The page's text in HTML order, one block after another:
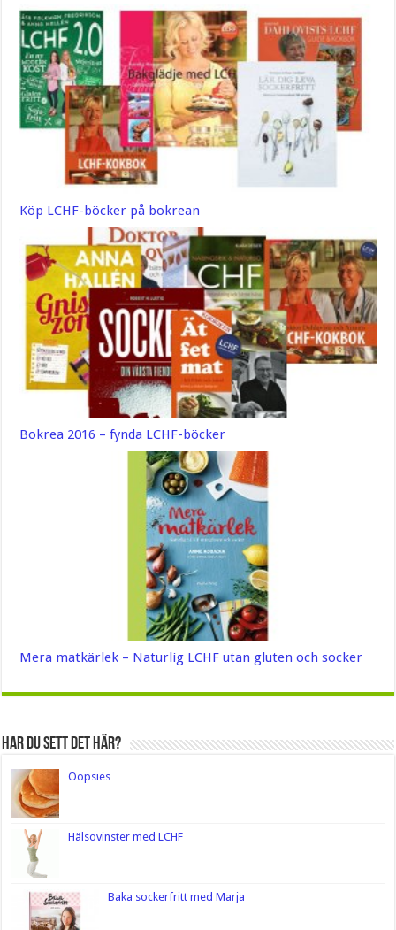
Köp LCHF-böcker på bokrean
Bokrea 2016 – fynda LCHF-böcker
Mera matkärlek – Naturlig LCHF utan gluten och socker
Har du sett det här?
Oopsies
Hälsovinster med LCHF
Baka sockerfritt med Marja